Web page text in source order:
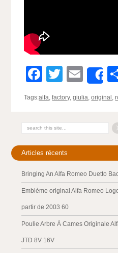
Facebook
Twitter
Tags:alfa,factory,giulia,original ,
Articles récents
Bringing An Alfa Romeo Duetto
Emblème original Alfa Romeo
partir de 2003 60
Poulie Arbre À Cames Originale
JTD 8V 16V